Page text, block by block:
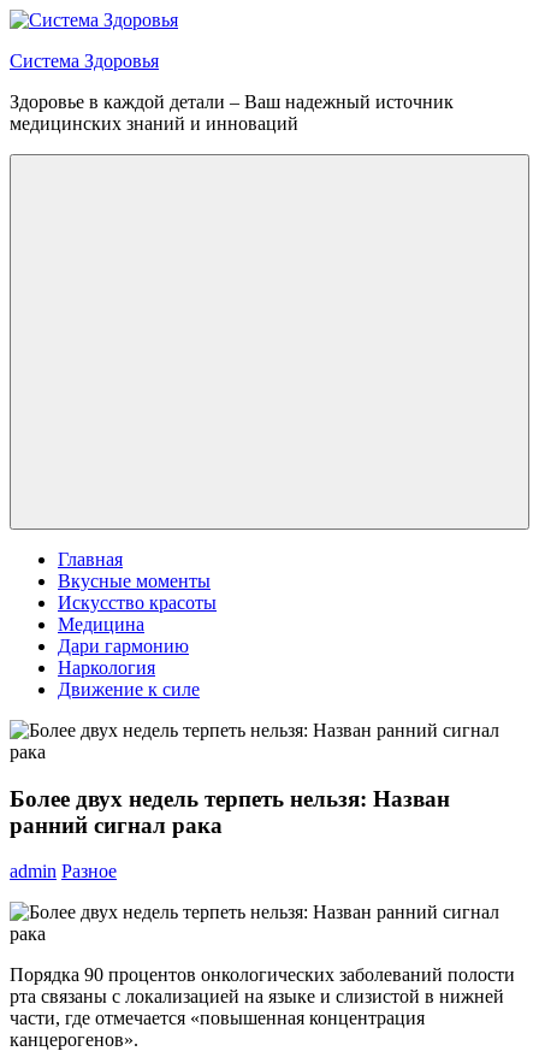
Перейти
содержимому
Система Здоровья
Здоровье в каждой детали – Ваш надежный источник
медицинских знаний и инноваций
Главная
Вкусные моменты
Искусство красоты
Медицина
Дари гармонию
Наркология
Движение к силе
Более двух недель терпеть нельзя: Назван
ранний сигнал рака
admin Разное
Порядка 90 процентов онкологических заболеваний полости
рта связаны с локализацией на языке и слизистой в нижней
части, где отмечается «повышенная концентрация
канцерогенов».